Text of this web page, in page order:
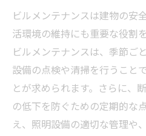
ビルメンテナンスは建物の安
活環境の維持にも重要な役割
ビルメンテナンスは、季節ご
設備の点検や清掃を行うこと
とが求められます。さらに、
の低下を防ぐための定期的な
え、照明設備の適切な管理や